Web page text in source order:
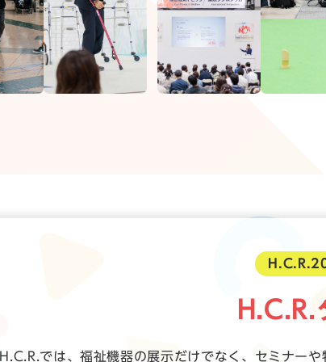
H.C.R.
H.C.R.では、福祉機器の展示だけでなく、セミナー